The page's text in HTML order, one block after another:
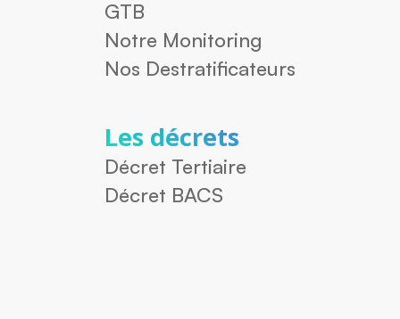
GTB
Notre Monitoring
Nos Destratificateurs
Les décrets
Décret Tertiaire
Décret BACS